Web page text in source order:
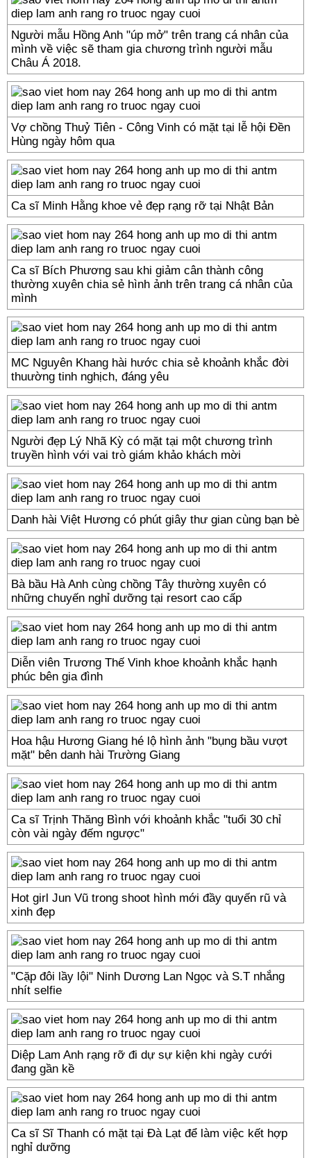
Người mẫu Hồng Anh "úp mở" trên trang cá nhân của
mình về việc sẽ tham gia chương trình người mẫu
Châu Á 2018.
Vợ chồng Thuỷ Tiên - Công Vinh có mặt tại lễ hội Đền
Hùng ngày hôm qua
Ca sĩ Minh Hằng khoe vẻ đẹp rạng rỡ tại Nhật Bản
Ca sĩ Bích Phương sau khi giảm cân thành công
thường xuyên chia sẻ hình ảnh trên trang cá nhân của
mình
MC Nguyên Khang hài hước chia sẻ khoảnh khắc đời
thuường tinh nghịch, đáng yêu
Người đẹp Lý Nhã Kỳ có mặt tại một chương trình
truyền hình với vai trò giám khảo khách mời
Danh hài Việt Hương có phút giây thư gian cùng bạn bè
Bà bầu Hà Anh cùng chồng Tây thường xuyên có
những chuyến nghỉ dưỡng tại resort cao cấp
Diễn viên Trương Thế Vinh khoe khoảnh khắc hạnh
phúc bên gia đình
Hoa hậu Hương Giang hé lộ hình ảnh "bụng bầu vượt
mặt" bên danh hài Trường Giang
Ca sĩ Trịnh Thăng Bình với khoảnh khắc "tuổi 30 chỉ
còn vài ngày đếm ngược"
Hot girl Jun Vũ trong shoot hình mới đầy quyến rũ và
xinh đẹp
"Cặp đôi lầy lội" Ninh Dương Lan Ngọc và S.T nhắng
nhít selfie
Diệp Lam Anh rạng rỡ đi dự sự kiện khi ngày cưới
đang gần kề
Ca sĩ Sĩ Thanh có mặt tại Đà Lạt để làm việc kết hợp
nghỉ dưỡng